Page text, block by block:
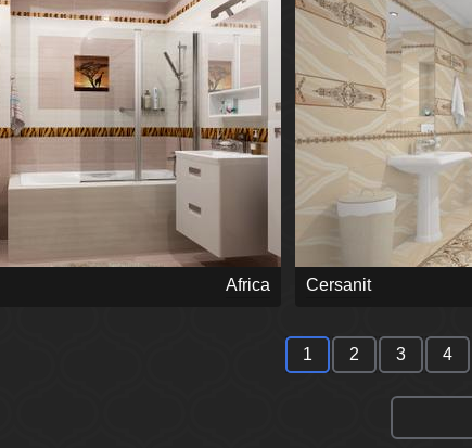
Africa Cersanit
1 2 3 4